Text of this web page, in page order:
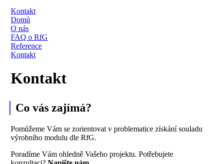
Kontakt
Domů
O nás
FAQ o RfG
Reference
Kontakt
Kontakt
| Co vás zajímá?
Pomůžeme Vám se zorientovat v problematice získání souladu
výrobního modulu dle RfG.
Poradíme Vám ohledně Vašeho projektu.Potřebujete